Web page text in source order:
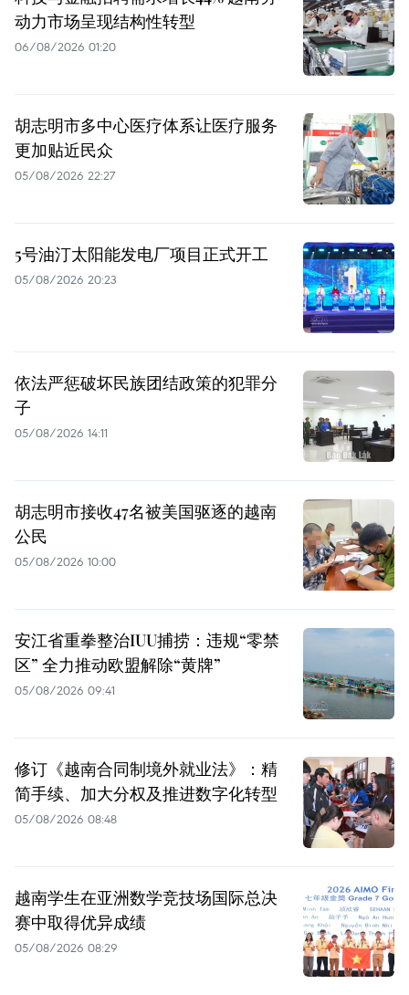
动力市场呈现结构性转型
06/08/2026 01:20
胡志明市多中心医疗体系让医疗服务
更加贴近民众
05/08/2026 22:27
5号油汀太阳能发电厂项目正式开工
05/08/2026 20:23
依法严惩破坏民族团结政策的犯罪分
子
05/08/2026 14:11
胡志明市接收47名被美国驱逐的越南
公民
05/08/2026 10:00
安江省重拳整治IUU捕捞：违规“零禁
区” 全力推动欧盟解除“黄牌”
05/08/2026 09:41
修订《越南合同制境外就业法》：精
简手续、加大分权及推进数字化转型
05/08/2026 08:48
越南学生在亚洲数学竞技场国际总决
赛中取得优异成绩
05/08/2026 08:29